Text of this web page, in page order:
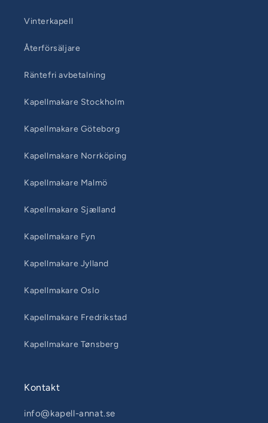
Vinterkapell
Återförsäljare
Räntefri avbetalning
Kapellmakare Stockholm
Kapellmakare Göteborg
Kapellmakare Norrköping
Kapellmakare Malmö
Kapellmakare Sjælland
Kapellmakare Fyn
Kapellmakare Jylland
Kapellmakare Oslo
Kapellmakare Fredrikstad
Kapellmakare Tønsberg
Kontakt
info@kapell-annat.se